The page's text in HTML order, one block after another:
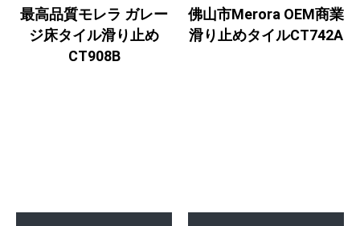
最高品質モレラ ガレー
ジ床タイル滑り止め
CT908B
佛山市Merora OEM商業
滑り止めタイルCT742A